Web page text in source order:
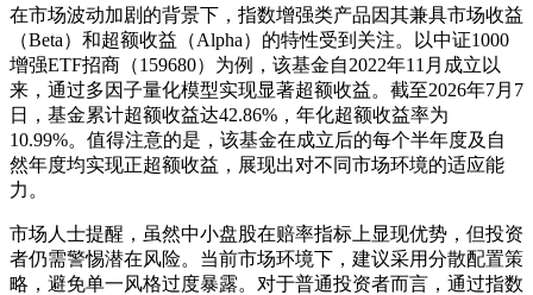
在市场波动加剧的背景下，指数增强类产品因其兼具市场收益
（Beta）和超额收益（Alpha）的特性受到关注。以中证1000
增强ETF招商（159680）为例，该基金自2022年11月成立以
来，通过多因子量化模型实现显著超额收益。截至2026年7月7
日，基金累计超额收益达42.86%，年化超额收益率为
10.99%。值得注意的是，该基金在成立后的每个半年度及自
然年度均实现正超额收益，展现出对不同市场环境的适应能
力。
市场人士提醒，虽然中小盘股在赔率指标上显现优势，但投资
者仍需警惕潜在风险。当前市场环境下，建议采用分散配置策
略，避免单一风格过度暴露。对于普通投资者而言，通过指数